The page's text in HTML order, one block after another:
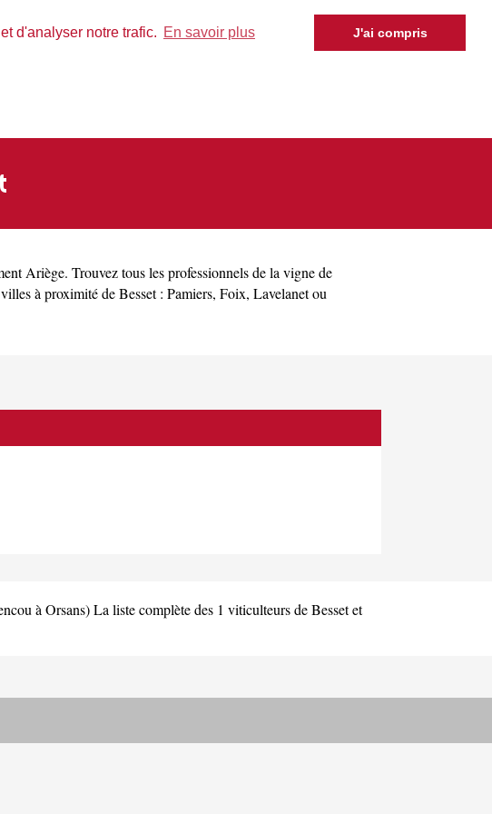
d'analyser notre trafic. En savoir plus J'ai compris
Ariège. Trouvez tous les professionnels de la vigne de
à proximité de Besset : Pamiers, Foix, Lavelanetou
à Orsans)La liste complète des 1 viticulteurs de Besset et